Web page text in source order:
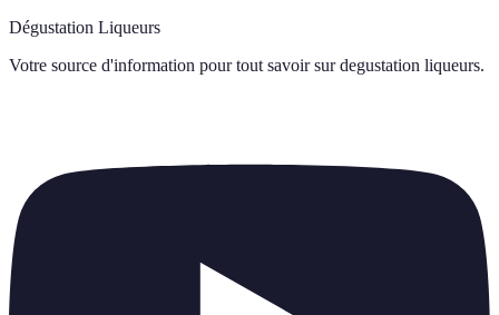
Dégustation Liqueurs
Votre source d'information pour tout savoir sur degustation liqueurs.